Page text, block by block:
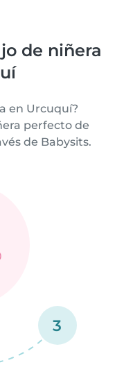
de niñera
en Urcuquí?
perfecto de
de Babysits.
3